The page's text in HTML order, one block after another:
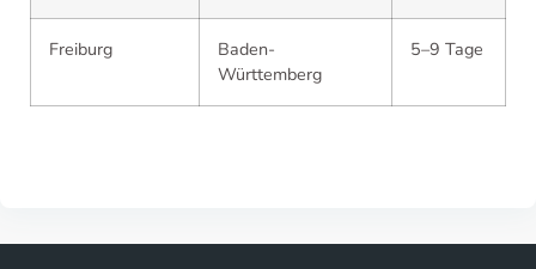
Freiburg
Baden-
Württemberg
5–9 Tage